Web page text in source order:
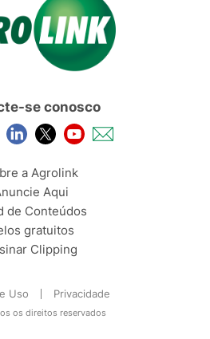
se conosco
a Agrolink
Aqui
de Conteúdos
gratuitos
Clipping
Uso Privacidade
os direitos reservados